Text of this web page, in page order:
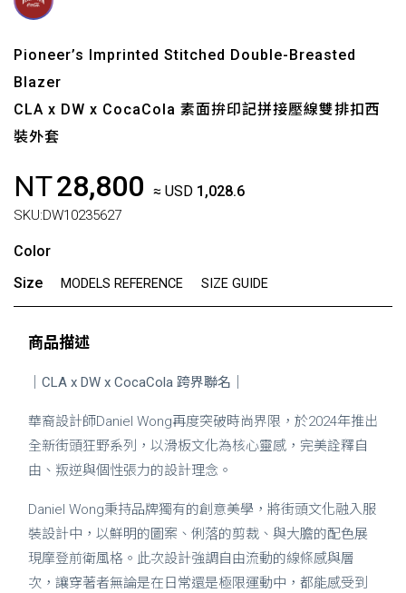
Pioneer’s Imprinted Stitched Double-Breasted
Blazer
CLA x DW x CocaCola 素面拚印記拼接壓線雙排扣西
裝外套
NT28,800 ≈ USD 1,028.6
SKU:DW10235627
Color
Size
MODELS REFERENCE SIZE GUIDE
商品描述
｜CLA x DW x CocaCola 跨界聯名｜
華裔設計師Daniel Wong再度突破時尚界限，於2024年推出
全新街頭狂野系列，以滑板文化為核心靈感，完美詮釋自
由、叛逆與個性張力的設計理念。
Daniel Wong秉持品牌獨有的創意美學，將街頭文化融入服
裝設計中，以鮮明的圖案、俐落的剪裁、與大膽的配色展
現摩登前衛風格。此次設計強調自由流動的線條感與層
次，讓穿著者無論是在日常還是極限運動中，都能感受到